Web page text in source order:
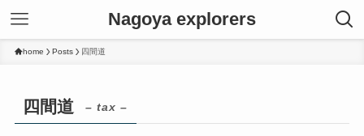
Nagoya explorers
home Posts 四間道
四間道 – tax –